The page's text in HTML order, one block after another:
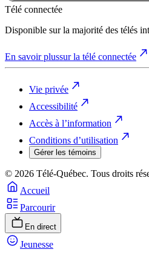
Télé connectée
Disponible sur la majorité des télés
En savoir plussur la télé connectée
Vie privée
Accessibilité
Accès à l’information
Conditions d’utilisation
Gérer les témoins
© 2026 Télé-Québec. Tous droits
Accueil
Parcourir
En direct
Jeunesse